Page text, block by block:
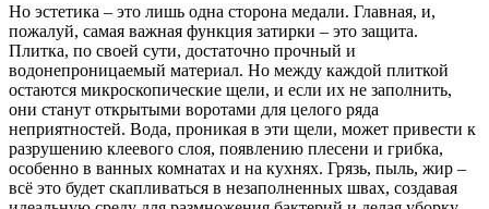
Но эстетика – это лишь одна сторона медали. Главная, и,
пожалуй, самая важная функция затирки – это защита.
Плитка, по своей сути, достаточно прочный и
водонепроницаемый материал. Но между каждой плиткой
остаются микроскопические щели, и если их не заполнить,
они станут открытыми воротами для целого ряда
неприятностей. Вода, проникая в эти щели, может привести к
разрушению клеевого слоя, появлению плесени и грибка,
особенно в ванных комнатах и на кухнях. Грязь, пыль, жир –
всё это будет скапливаться в незаполненных швах, создавая